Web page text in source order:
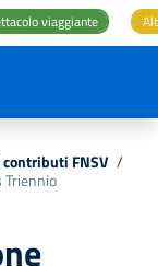
viaggiante
FNSV /
Triennio